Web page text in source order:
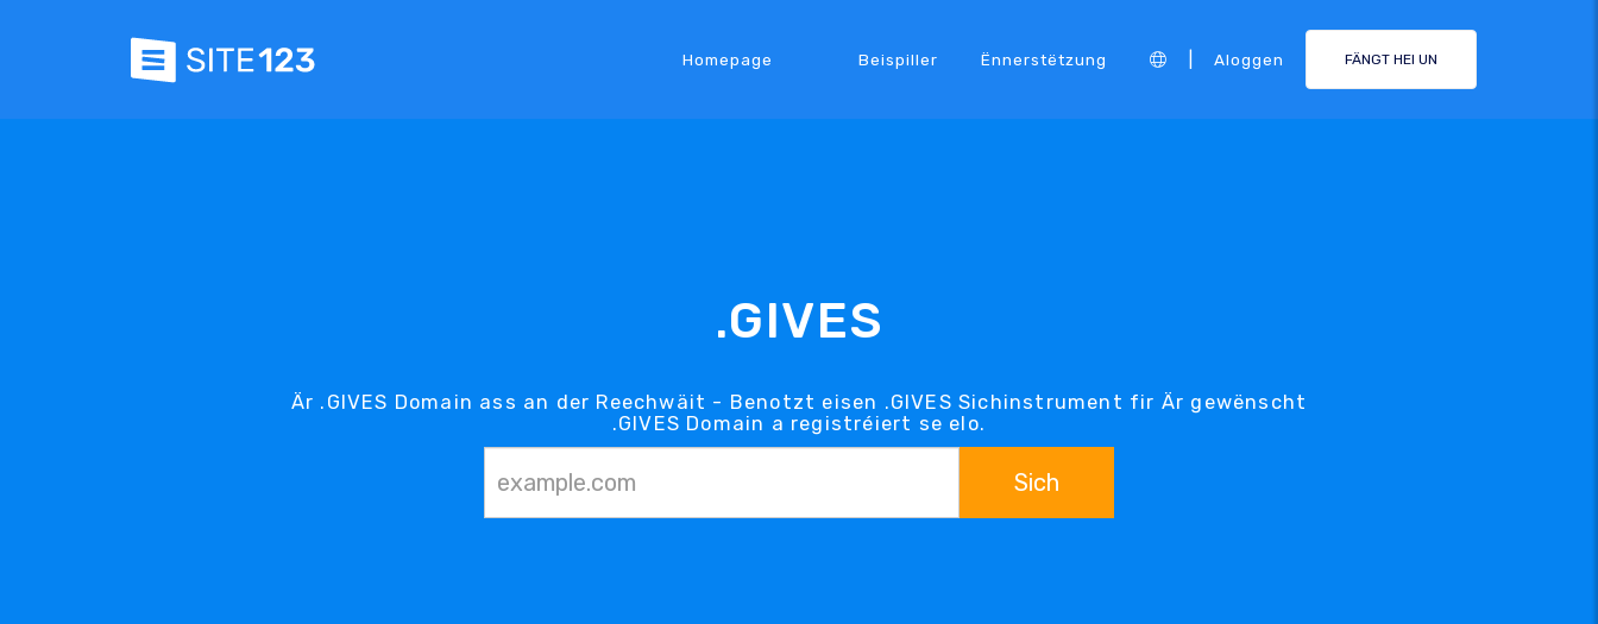
Homepage Beispiller Ënnerstëtzung Aloggen FÄNGT HEI UN
.GIVES
Är .GIVES Domain ass an der Reechwäit - Benotzt eisen .GIVES Sichinstrument fir Är gewënscht
.GIVES Domain a registréiert se elo.
Sich